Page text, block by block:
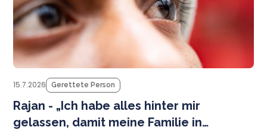
15.7.2026 Gerettete Person
Rajan - „Ich habe alles hinter mir
gelassen, damit meine Familie in